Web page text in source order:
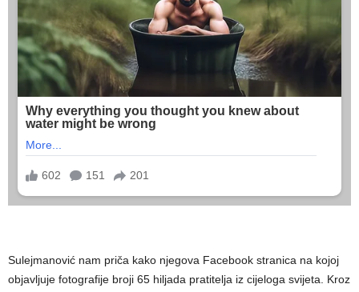
Sulejmanović nam priča kako njegova Facebook stranica na kojoj
objavljuje fotografije broji 65 hiljada pratitelja iz cijeloga svijeta. Kroz